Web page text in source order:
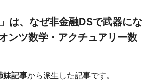
」は、なぜ非金融DSで武器にな
ンツ数学・アクチュアリー数
妹記事から派生した記事です。